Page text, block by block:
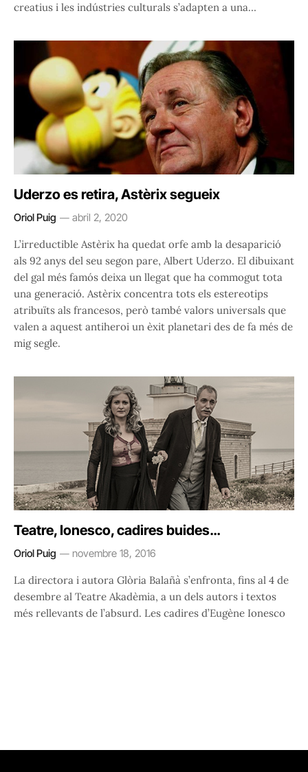
creatius i les indústries culturals s’adapten a una…
Uderzo es retira, Astèrix segueix
Oriol Puig abril 2, 2020
L’irreductible Astèrix ha quedat orfe amb la desaparició
als 92 anys del seu segon pare, Albert Uderzo. El dibuixant
del gal més famós deixa un llegat que ha commogut tota
una generació. Astèrix concentra tots els estereotips
atribuïts als francesos, però també valors universals que
valen a aquest antiheroi un èxit planetari des de fa més de
mig segle.
Teatre, Ionesco, cadires buides…
Oriol Puig novembre 18, 2016
La directora i autora Glòria Balañà s’enfronta, fins al 4 de
desembre al Teatre Akadèmia, a un dels autors i textos
més rellevants de l’absurd. Les cadires d’Eugène Ionesco